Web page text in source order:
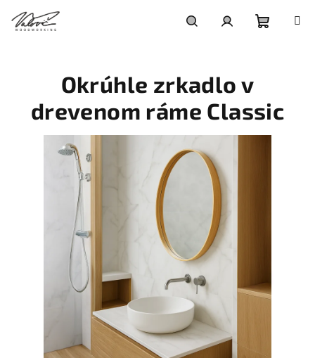
obsah
Okrúhle zrkadlo v
drevenom ráme Classic